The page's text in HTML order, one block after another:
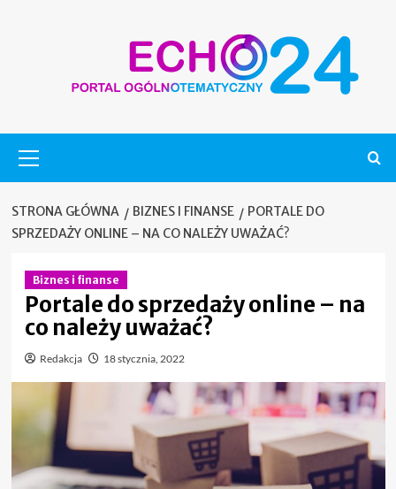
główne
STRONA GŁÓWNA BIZNES I FINANSE
PORTALE DO
SPRZEDAŻY ONLINE – NA CO NALEŻY UWAŻAĆ?
Biznes i finanse
Portale do sprzedaży online – na
co należy uważać?
Redakcja 18 stycznia, 2022